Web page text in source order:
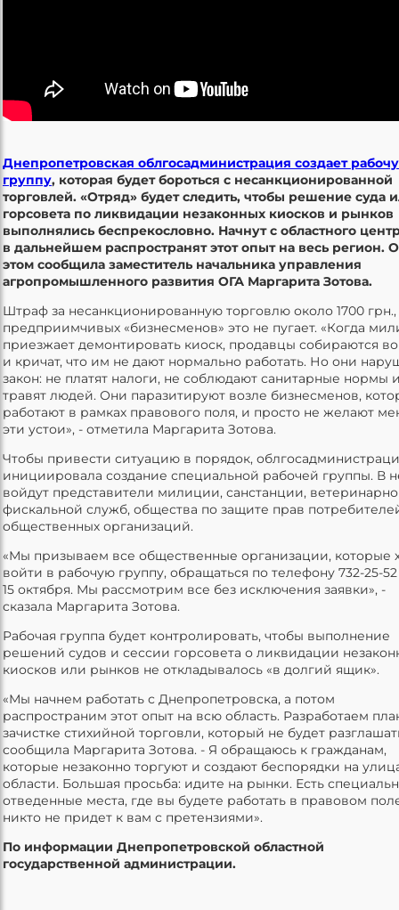
Днепропетровская облгосадминистрация создает
группу, которая будет бороться с несанкционированной
торговлей. «Отряд» будет следить, чтобы решение суда
горсовета по ликвидации незаконных киосков и рынков
выполнялись беспрекословно. Начнут с областного
в дальнейшем распространят этот опыт на весь регион.
этом сообщила заместитель начальника управления
агропромышленного развития ОГА Маргарита Зотова.
Штраф за несанкционированную торговлю около 1700
предприимчивых «бизнесменов» это не пугает. «Когда
приезжает демонтировать киоск, продавцы собираются
и кричат, что им не дают нормально работать. Но они
закон: не платят налоги, не соблюдают санитарные нормы
травят людей. Они паразитируют возле бизнесменов,
работают в рамках правового поля, и просто не желают
эти устои», - отметила Маргарита Зотова.
Чтобы привести ситуацию в порядок,
инициировала создание специальной рабочей группы. В
войдут представители милиции, санстанции,
фискальной служб, общества по защите прав
общественных организаций.
«Мы призываем все общественные организации, которые
войти в рабочую группу, обращаться по телефону 732-25-
15 октября. Мы рассмотрим все без исключения заявки», -
сказала Маргарита Зотова.
Рабочая группа будет контролировать, чтобы выполнение
решений судов и сессии горсовета о ликвидации
киосков или рынков не откладывалось «в долгий ящик».
«Мы начнем работать с Днепропетровска, а потом
распространим этот опыт на всю область. Разработаем
зачистке стихийной торговли, который не будет
сообщила Маргарита Зотова. - Я обращаюсь к гражданам,
которые незаконно торгуют и создают беспорядки на
области. Большая просьба: идите на рынки. Есть
отведенные места, где вы будете работать в правовом
никто не придет к вам с претензиями».
По информации Днепропетровской областной
государственной администрации.